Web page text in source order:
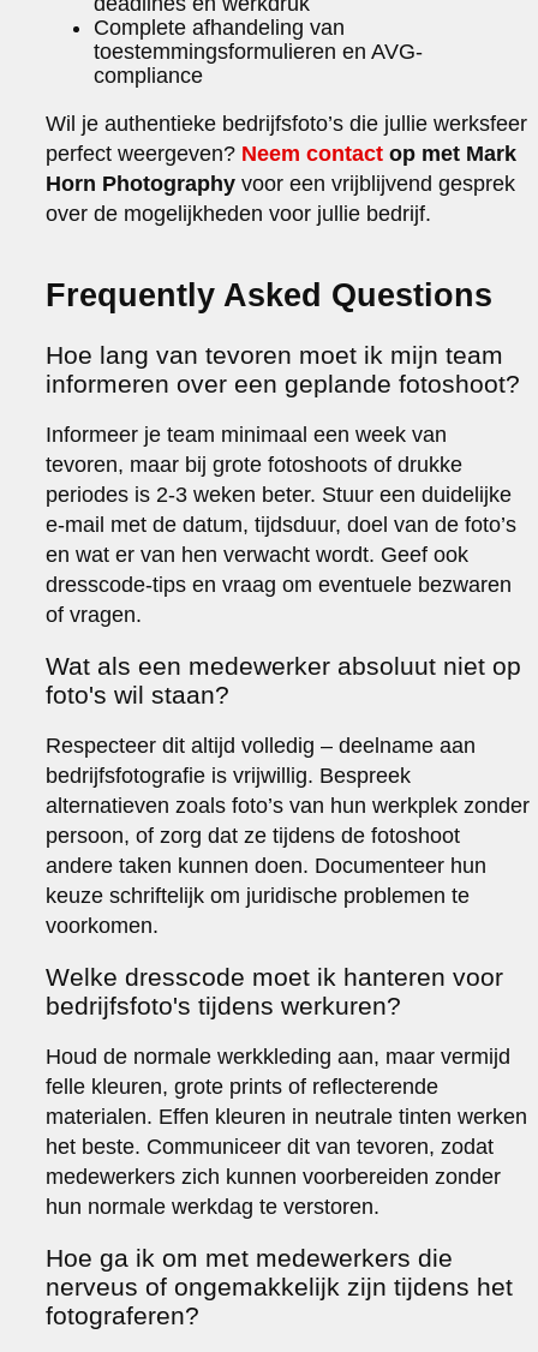
Complete afhandeling van
toestemmingsformulieren en AVG-
compliance
Wil je authentieke bedrijfsfoto’s die jullie werksfeer
perfect weergeven? Neem contact op met Mark
Horn Photography voor een vrijblijvend gesprek
over de mogelijkheden voor jullie bedrijf.
Frequently Asked Questions
Hoe lang van tevoren moet ik mijn team
informeren over een geplande fotoshoot?
Informeer je team minimaal een week van
tevoren, maar bij grote fotoshoots of drukke
periodes is 2-3 weken beter. Stuur een duidelijke
e-mail met de datum, tijdsduur, doel van de foto’s
en wat er van hen verwacht wordt. Geef ook
dresscode-tips en vraag om eventuele bezwaren
of vragen.
Wat als een medewerker absoluut niet op
foto's wil staan?
Respecteer dit altijd volledig – deelname aan
bedrijfsfotografie is vrijwillig. Bespreek
alternatieven zoals foto’s van hun werkplek zonder
persoon, of zorg dat ze tijdens de fotoshoot
andere taken kunnen doen. Documenteer hun
keuze schriftelijk om juridische problemen te
voorkomen.
Welke dresscode moet ik hanteren voor
bedrijfsfoto's tijdens werkuren?
Houd de normale werkkleding aan, maar vermijd
felle kleuren, grote prints of reflecterende
materialen. Effen kleuren in neutrale tinten werken
het beste. Communiceer dit van tevoren, zodat
medewerkers zich kunnen voorbereiden zonder
hun normale werkdag te verstoren.
Hoe ga ik om met medewerkers die
nerveus of ongemakkelijk zijn tijdens het
fotograferen?